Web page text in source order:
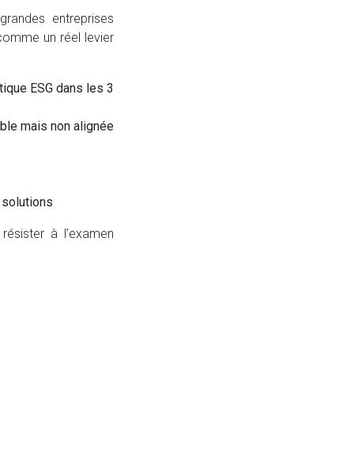
entreprises
un réel levier
ESG dans les 3
mais non alignée
à l’examen